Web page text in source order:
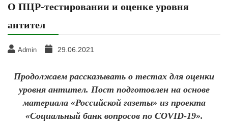
О ПЦР-тестировании и оценке уровня
антител
Admin 29.06.2021
Продолжаем рассказывать о тестах для оценки
уровня антител. Пост подготовлен на основе
материала «Российской газеты» из проекта
«Социальный банк вопросов по COVID-19».